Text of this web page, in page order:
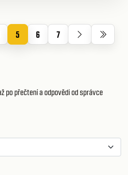
5 6 7
po přečtení a odpovědi od správce